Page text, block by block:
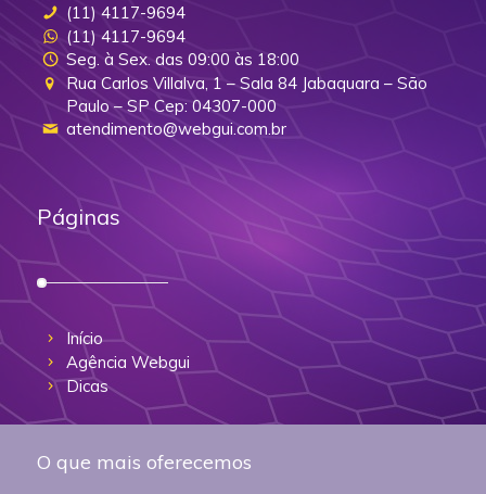
(11) 4117-9694
(11) 4117-9694
Seg. à Sex. das 09:00 às 18:00
Rua Carlos Villalva, 1 – Sala 84 Jabaquara – São
Paulo – SP Cep: 04307-000
atendimento@webgui.com.br
Páginas
Início
Agência Webgui
Dicas
O que mais oferecemos